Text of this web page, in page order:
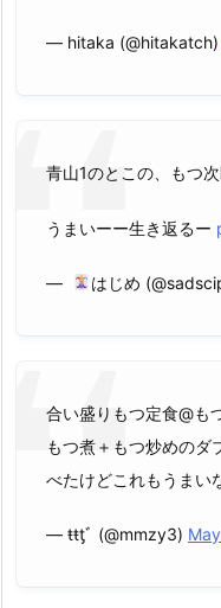
— hitaka (@hitakatch)
青山1のとこの、もつ
うまいーー生き返るー
— ︎ はじめ
合い盛りもつ定食@も
もつ煮＋もつ炒めのダ
べたけどこれもうまい
— ŧŧƫﾞ (@mmzy3)